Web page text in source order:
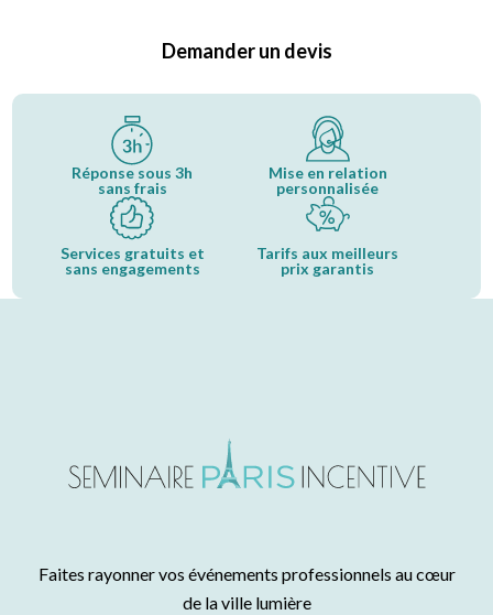
Demander un devis
Réponse sous 3h
sans frais
Mise en relation
personnalisée
Services gratuits et
sans engagements
Tarifs aux meilleurs
prix garantis
Faites rayonner vos événements professionnels au cœur
de la ville lumière